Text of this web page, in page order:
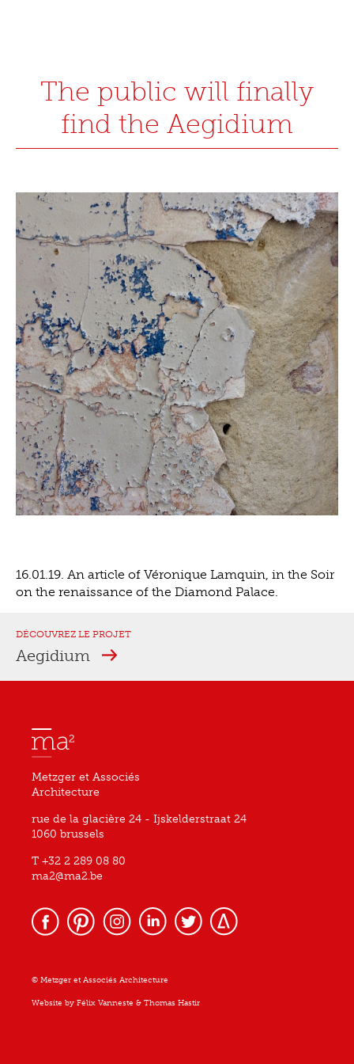
The public will finally
find the Aegidium
16.01.19. An article of Véronique Lamquin, in the Soir
on the renaissance of the Diamond Palace.
DÉCOUVREZ LE PROJET
Aegidium
Metzger et Associés
Architecture
rue de la glacière 24 - Ijskelderstraat 24
1060 brussels
T +32 2 289 08 80
ma2@ma2.be
© Metzger et Associés Architecture
Website by Félix Vanneste & Thomas Hastir